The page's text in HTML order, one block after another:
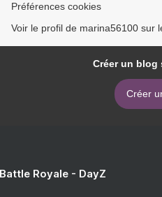
Préférences cookies
Voir le profil de marina56100 sur
Créer un blog
Créer
Royale - DayZ